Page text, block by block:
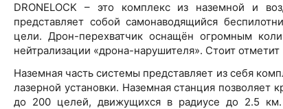
DRONELOCK – это комплекс из наземной и
представляет собой самонаводящийся
цели. Дрон-перехватчик оснащён огромным
нейтрализации «дрона-нарушителя». Стоит отметит
Наземная часть системы представляет из себя
лазерной установки. Наземная станция позволяет
до 200 целей, движущихся в радиусе до 2.5 км.